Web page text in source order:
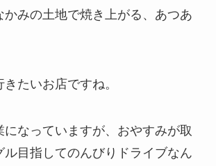
かみの土地で焼き上がる、あつあ
たいお店ですね。
になっていますが、おやすみが取
ル目指してのんびりドライブなん